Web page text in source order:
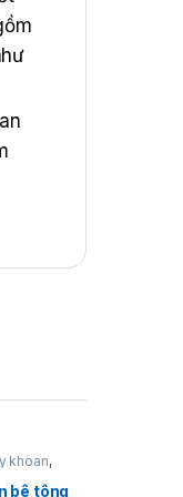
khoan,
Máy khoan
bê tông